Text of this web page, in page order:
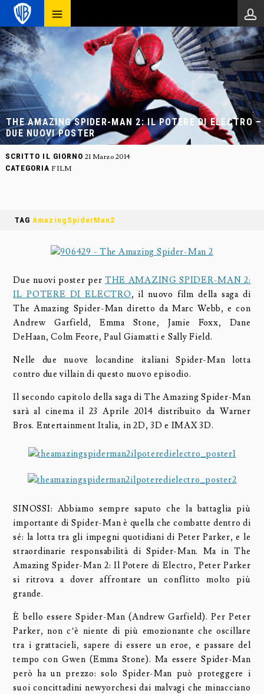
THE AMAZING SPIDER-MAN 2: IL POTERE DI ELECTRO –
DUE NUOVI POSTER
SCRITTO IL GIORNO 21 Marzo 2014
CATEGORIA FILM
TAGAmazingSpiderMan2
Due nuovi poster per THE AMAZING SPIDER-MAN 2:
IL POTERE DI ELECTRO, il nuovo film della saga di
The Amazing Spider-Man diretto da Marc Webb, e con
Andrew Garfield, Emma Stone, Jamie Foxx, Dane
DeHaan, Colm Feore, Paul Giamatti e Sally Field.
Nelle due nuove locandine italiani Spider-Man lotta
contro due villain di questo nuovo episodio.
Il secondo capitolo della saga di The Amazing Spider-Man
sarà al cinema il 23 Aprile 2014 distribuito da Warner
Bros. Entertainment Italia, in 2D, 3D e IMAX 3D.
SINOSSI: Abbiamo sempre saputo che la battaglia più
importante di Spider-Man è quella che combatte dentro di
sé: la lotta tra gli impegni quotidiani di Peter Parker, e le
straordinarie responsabilità di Spider-Man. Ma in The
Amazing Spider-Man 2: Il Potere di Electro, Peter Parker
si ritrova a dover affrontare un conflitto molto più
grande.
È bello essere Spider-Man (Andrew Garfield). Per Peter
Parker, non c’è niente di più emozionante che oscillare
tra i grattacieli, sapere di essere un eroe, e passare del
tempo con Gwen (Emma Stone). Ma essere Spider-Man
però ha un prezzo: solo Spider-Man può proteggere i
suoi concittadini newyorchesi dai malvagi che minacciano